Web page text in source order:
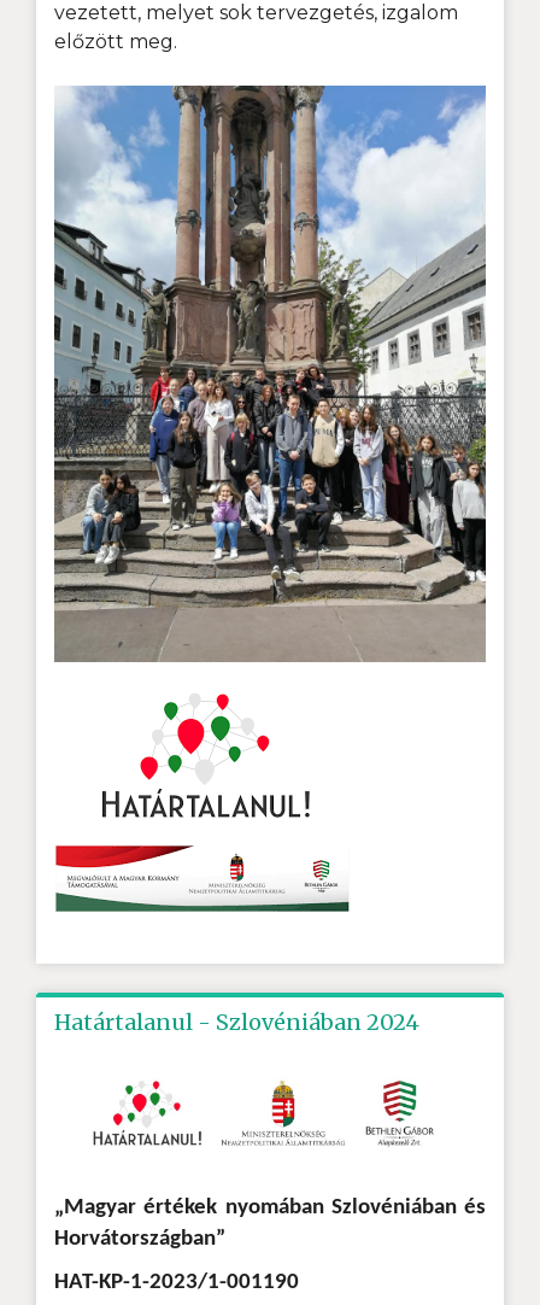
vezetett, melyet sok tervezgetés, izgalom
előzött meg.
Határtalanul - Szlovéniában 2024
„Magyar értékek nyomában Szlovéniában és
Horvátországban”
HAT-KP-1-2023/1-001190